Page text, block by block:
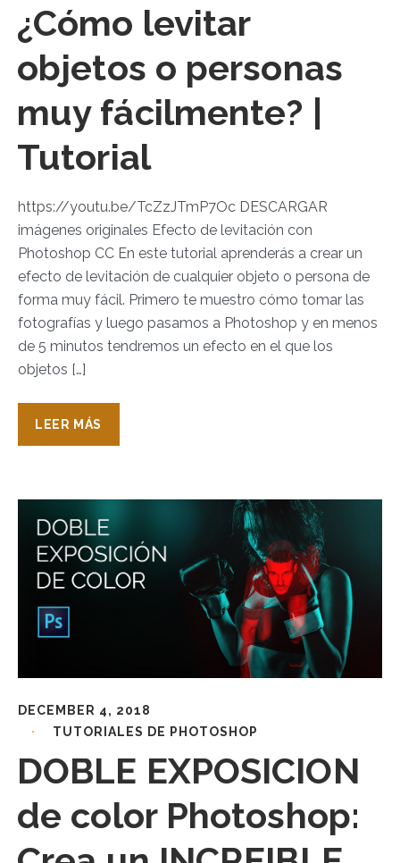
¿Cómo levitar
objetos o personas
muy fácilmente? |
Tutorial
https://youtu.be/TcZzJTmP7Oc DESCARGAR
imágenes originales Efecto de levitación con
Photoshop CC En este tutorial aprenderás a crear un
efecto de levitación de cualquier objeto o persona de
forma muy fácil. Primero te muestro cómo tomar las
fotografías y luego pasamos a Photoshop y en menos
de 5 minutos tendremos un efecto en el que los
objetos […]
LEER MÁS
DECEMBER 4, 2018
TUTORIALES DE PHOTOSHOP
DOBLE EXPOSICION
de color Photoshop: